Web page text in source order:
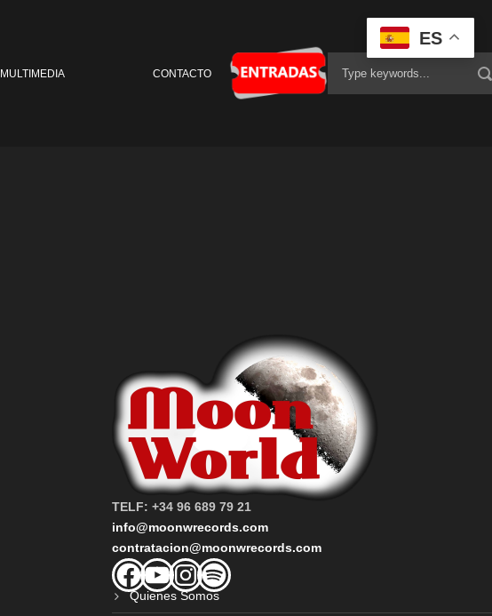
MULTIMEDIA CONTACTO
TELF: +34 96 689 79 21
info@moonwrecords.com
contratacion@moonwrecords.com
Facebook
YouTubeInstagram
Spotify
Quienes Somos
ES